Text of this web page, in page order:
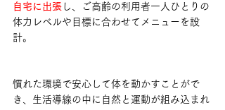
自宅に出張 し、ご高齢の利用者一人ひとりの
体力レベルや目標に合わせてメニューを設
計。
慣れた環境で安心して体を動かすことがで
き、生活導線の中に自然と運動が組み込まれ